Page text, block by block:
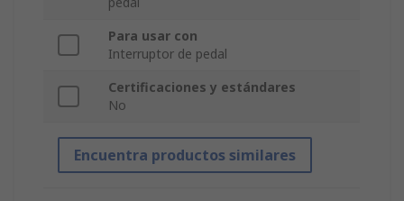
Para usar con
Interruptor de pedal
Certificaciones y estándares
No
Encuentra productos similares